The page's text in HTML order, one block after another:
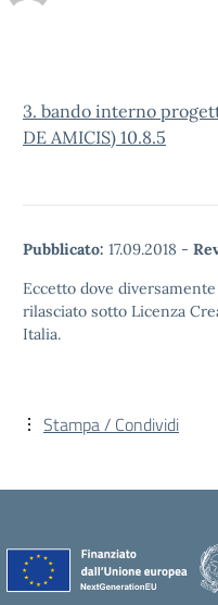
3. bando interno
DE AMICIS) 10.8.5
Pubblicato: 17.09.2018 -
Eccetto dove
rilasciato sotto Licenza
Italia.
Stampa / Condividi